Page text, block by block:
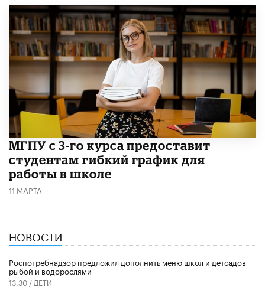
МГПУ с 3-го курса предоставит
студентам гибкий график для
работы в школе
11 МАРТА
НОВОСТИ
Роспотребнадзор предложил дополнить меню школ и детсадов
рыбой и водорослями
13:30 / ДЕТИ